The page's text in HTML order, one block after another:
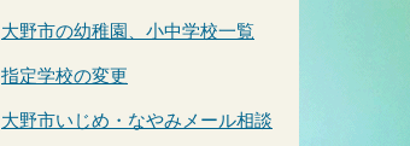
大野市の幼稚園、小中学校一覧
指定学校の変更
大野市いじめ・なやみメール相談